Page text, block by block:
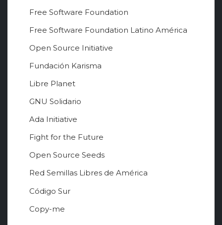
Free Software Foundation
Free Software Foundation Latino América
Open Source Initiative
Fundación Karisma
Libre Planet
GNU Solidario
Ada Initiative
Fight for the Future
Open Source Seeds
Red Semillas Libres de América
о
и
Código Sur
Copy-me